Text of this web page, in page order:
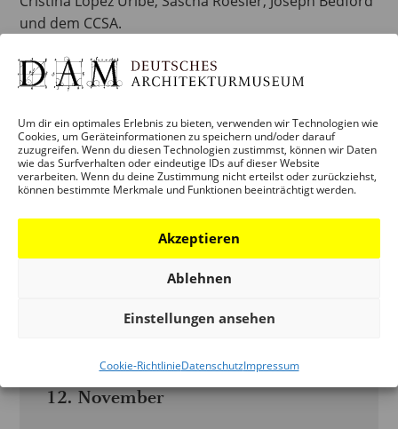
Um dir ein optimales Erlebnis zu bieten, verwenden wir Technologien wie
Cookies, um Geräteinformationen zu speichern und/oder darauf
zuzugreifen. Wenn du diesen Technologien zustimmst, können wir Daten
wie das Surfverhalten oder eindeutige IDs auf dieser Website
verarbeiten. Wenn du deine Zustimmung nicht erteilst oder zurückziehst,
können bestimmte Merkmale und Funktionen beeinträchtigt werden.
Akzeptieren
Ablehnen
Einstellungen ansehen
Cookie-RichtlinieDatenschutzImpressum
und dem CCSA.
Die Liste der Vorträge und der Themen wird in Kürze
veröffentlicht.
Großzügig unterstützt durch die Wüstenrot Stiftung
Zum Kalender hinzufügen
12. November